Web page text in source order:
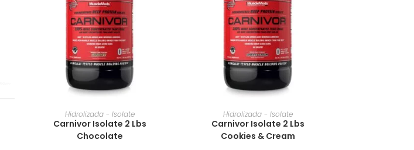
Hidrolizada - Isolate
Carnivor Isolate 2 Lbs
Chocolate
Hidrolizada - Isolate
Carnivor Isolate 2 Lbs
Cookies & Cream